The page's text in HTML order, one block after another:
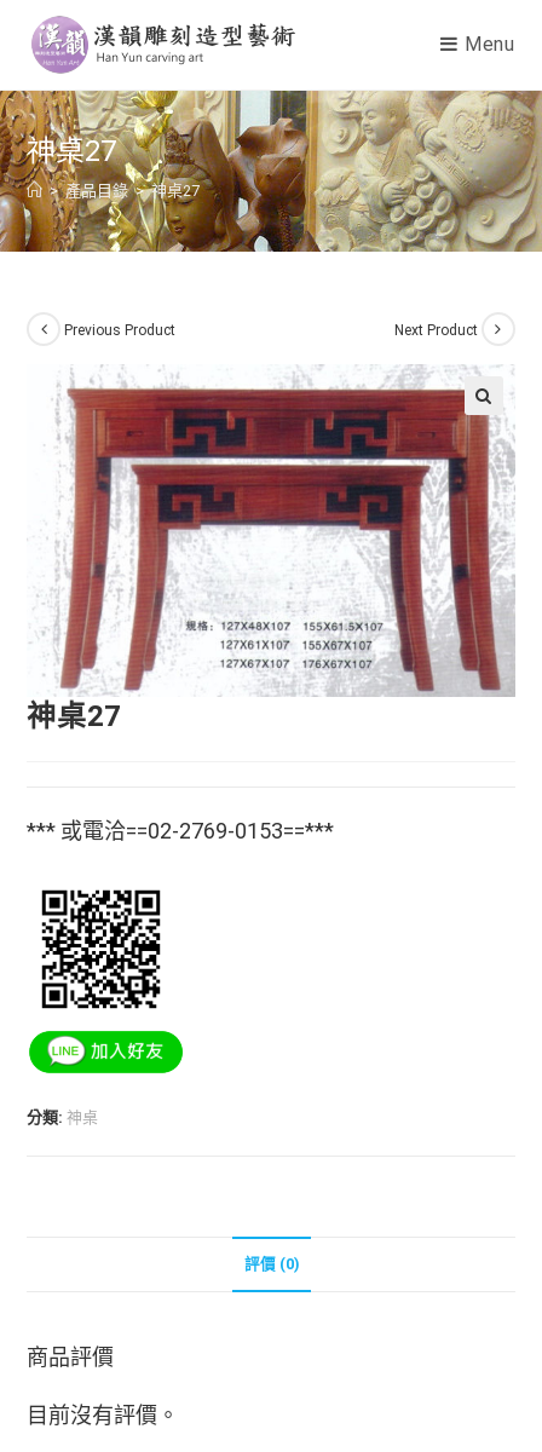
Menu
神桌27
> 產品目錄 > 神桌27
Previous Product Next Product
🔍
神桌27
*** 或電洽==02-2769-0153==***
分類:神桌
評價 (0)
商品評價
目前沒有評價。